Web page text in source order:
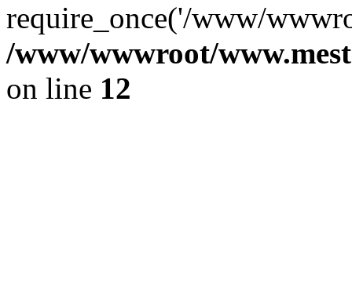
require_once('/www/
/www/wwwroot/
on line 12